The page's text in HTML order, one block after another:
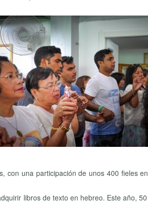
con una participación de unos 400 fieles
libros de texto en hebreo. Este año,